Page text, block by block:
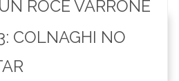
ROCE VARRONE
COLNAGHI NO